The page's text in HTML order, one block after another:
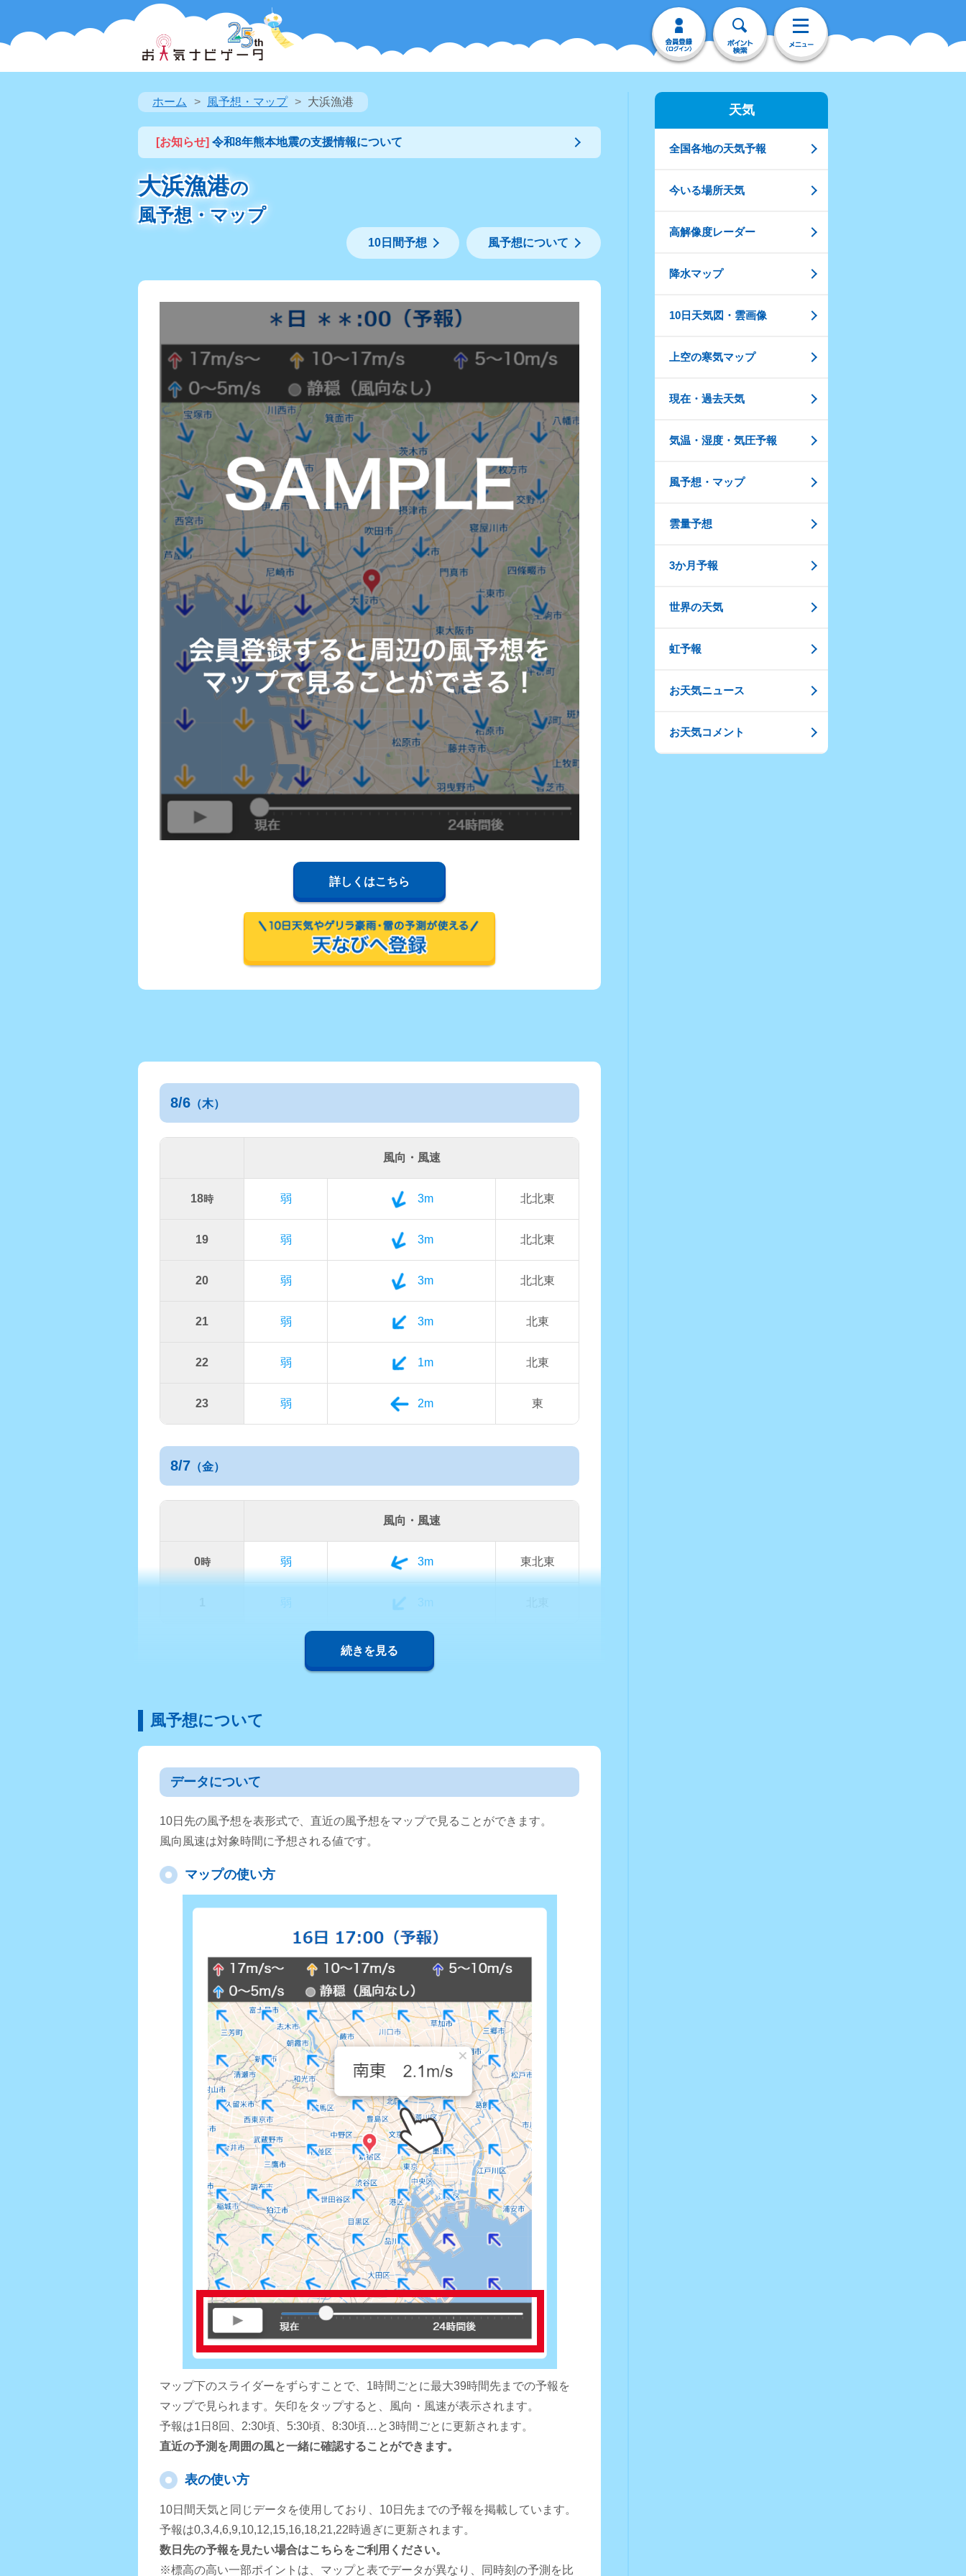
ホーム 風予想・マップ 大浜漁港
[お知らせ] 令和8年熊本地震の支援情報について
大浜漁港の
風予想・マップ
風予想について
10日間予想
詳しくはこちら
8/6 （木）
風向・風速
18時 弱 3m 北北東
19 弱 3m 北北東
20 弱 3m 北北東
21 弱 3m 北東
22 弱 1m 北東
23 弱 2m 東
8/7 （金）
風向・風速
0時 弱 3m 東北東
弱 3m
続きを見る
風予想について
データについて
10日先の風予想を表形式で、直近の風予想をマップで見ることができます。
風向風速は対象時間に予想される値です。
マップの使い方
マップ下のスライダーをずらすことで、1時間ごとに最大39時間先までの予報を
マップで見られます。矢印をタップすると、風向・風速が表示されます。
予報は1日8回、2:30頃、5:30頃、8:30頃…と3時間ごとに更新されます。
直近の予測を周囲の風と一緒に確認することができます。
表の使い方
10日間天気と同じデータを使用しており、10日先までの予報を掲載しています。
予報は0,3,4,6,9,10,12,15,16,18,21,22時過ぎに更新されます。
数日先の予報を見たい場合はこちらをご利用ください。
※標高の高い一部ポイントは、マップと表でデータが異なり、同時刻の予測を比
天気
全国各地の天気予報
今いる場所天気
高解像度レーダー
降水マップ
10日天気図・雲画像
上空の寒気マップ
現在・過去天気
気温・湿度・気圧予報
風予想・マップ
雲量予想
3か月予報
世界の天気
虹予報
お天気ニュース
お天気コメント